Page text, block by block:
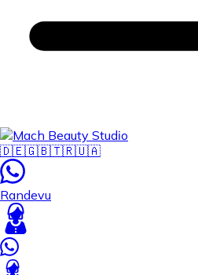
🇩🇪🇬🇧🇹🇷🇺🇦
Randevu